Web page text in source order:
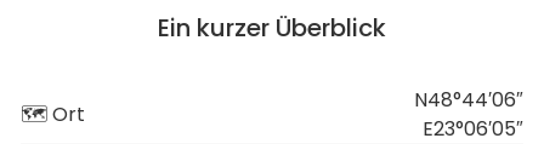
Ein kurzer Überblick
🗺 Ort
N48°44′06″
E23°06′05″